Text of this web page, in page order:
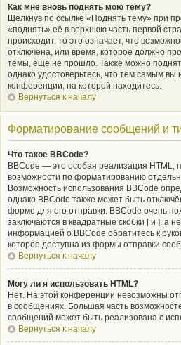
Как мне вновь поднять мою тему?
Щёлкнув по ссылке «Поднять тему» при
«поднять» её в верхнюю часть первой
происходит, то это означает, что
отключена, или время, которое должно
темы, ещё не прошло. Также можно
однако удостоверьтесь, что тем самым
конференции, на которой находитесь.
Вернуться к началу
Форматирование сообщений и
Что такое BBCode?
BBCode — это особая реализация HTML,
возможности по форматированию
Возможность использования BBCode
однако BBCode также может быть
форме для его отправки. BBCode очень
заключаются в квадратные скобки [ и ], а
информацией о BBCode обратитесь к
которое доступна из формы отправки
Вернуться к началу
Могу ли я использовать HTML?
Нет. На этой конференции невозможны
в сообщениях. Большая часть
сообщений может быть реализована с
Вернуться к началу